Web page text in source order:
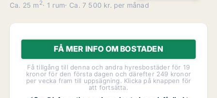
Ca. 25 m 2 1 rum Ca. 7 500 kr. per månad
FÅ MER INFO OM BOSTADEN
Få tillgång till denna och andra hyresbostäder för 19
kronor för den första dagen och därefter 249 kronor
per vecka fram till uppsägning. Klicka på knappen för
att fortsätta.